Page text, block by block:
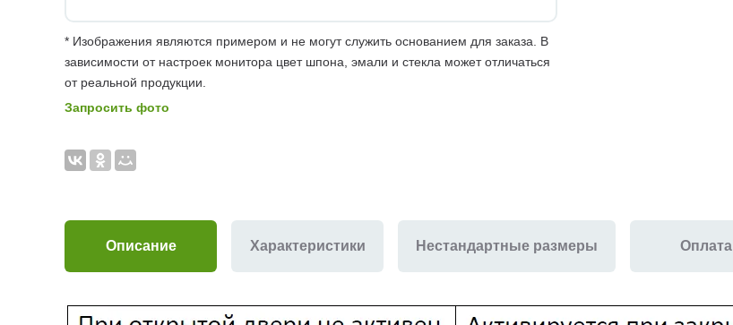
* Изображения являются примером и не могут служить основанием для заказа. В
зависимости от настроек монитора цвет шпона, эмали и стекла может отличаться
от реальной продукции.
Запросить фото
Описание Характеристики Нестандартные размеры Оплата